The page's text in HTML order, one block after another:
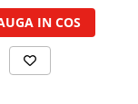
IN COS